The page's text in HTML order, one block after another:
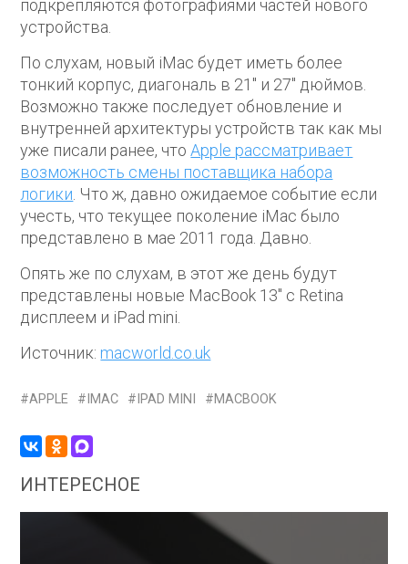
подкрепляются фотографиями частей нового
устройства.
По слухам, новый iMac будет иметь более
тонкий корпус, диагональ в 21″ и 27″ дюймов.
Возможно также последует обновление и
внутренней архитектуры устройств так как мы
уже писали ранее, чтоApple рассматривает
возможность смены поставщика набора
логики . Что ж, давно ожидаемое событие если
учесть, что текущее поколение iMac было
представлено в мае 2011 года. Давно.
Опять же по слухам, в этот же день будут
представлены новые MacBook 13″ с Retina
дисплеем и iPad mini.
Источник: macworld.co.uk
APPLE IMAC IPAD MINI MACBOOK
ИНТЕРЕСНОЕ